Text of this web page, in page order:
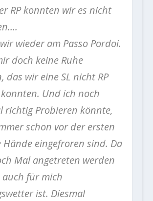
RP konnten wir es nicht
wieder am Passo Pordoi.
doch keine Ruhe
das wir eine SL nicht RP
Und ich noch
richtig Probieren könnte,
schon vor der ersten
Hände eingefroren sind. Da
Mal angetreten werden
auch für mich
ist. Diesmal